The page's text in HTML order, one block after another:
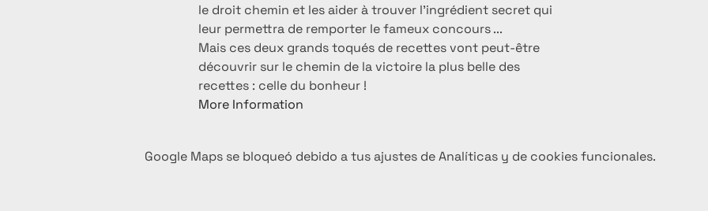
le droit chemin et les aider à trouver l’ingrédient secret qui
leur permettra de remporter le fameux concours ...
Mais ces deux grands toqués de recettes vont peut-être
découvrir sur le chemin de la victoire la plus belle des
recettes : celle du bonheur !
More Information
Google Maps se bloqueó debido a tus ajustes de Analíticas y de cookies funcionales.